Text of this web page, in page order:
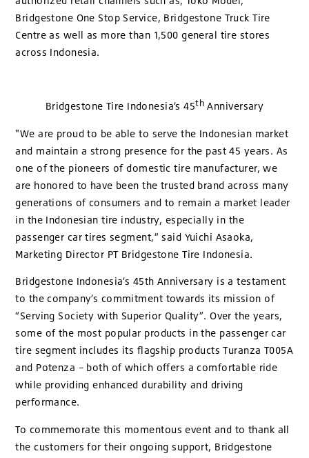
Bridgestone One Stop Service, Bridgestone Truck Tire
Centre as well as more than 1,500 general tire stores
across Indonesia.
Bridgestone Tire Indonesia’s 45th Anniversary
"We are proud to be able to serve the Indonesian market
and maintain a strong presence for the past 45 years. As
one of the pioneers of domestic tire manufacturer, we
are honored to have been the trusted brand across many
generations of consumers and to remain a market leader
in the Indonesian tire industry, especially in the
passenger car tires segment,” said Yuichi Asaoka,
Marketing Director PT Bridgestone Tire Indonesia.
Bridgestone Indonesia’s 45th Anniversary is a testament
to the company’s commitment towards its mission of
“Serving Society with Superior Quality”. Over the years,
some of the most popular products in the passenger car
tire segment includes its flagship products Turanza T005A
and Potenza – both of which offers a comfortable ride
while providing enhanced durability and driving
performance.
To commemorate this momentous event and to thank all
the customers for their ongoing support, Bridgestone